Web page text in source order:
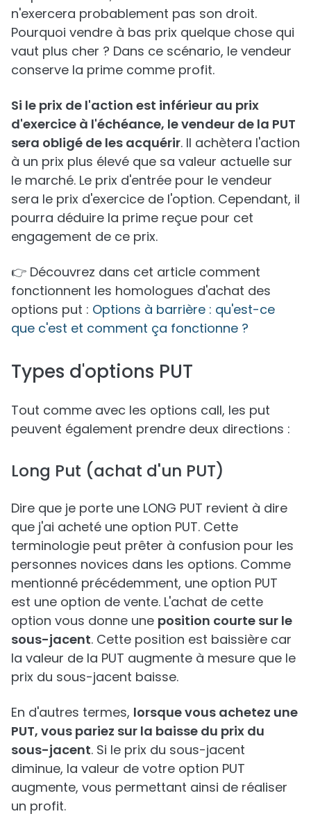
n'exercera probablement pas son droit.
Pourquoi vendre à bas prix quelque chose qui
vaut plus cher ? Dans ce scénario, le vendeur
conserve la prime comme profit.
Si le prix de l'action est inférieur au prix
d'exercice à l'échéance, le vendeur de la PUT
sera obligé de les acquérir. Il achètera l'action
à un prix plus élevé que sa valeur actuelle sur
le marché. Le prix d'entrée pour le vendeur
sera le prix d'exercice de l'option. Cependant, il
pourra déduire la prime reçue pour cet
engagement de ce prix.
👉 Découvrez dans cet article comment
fonctionnent les homologues d'achat des
options put : Options à barrière : qu'est-ce
que c'est et comment ça fonctionne ?
Types d'options PUT
Tout comme avec les options call, les put
peuvent également prendre deux directions :
Long Put (achat d'un PUT)
Dire que je porte une LONG PUT revient à dire
que j'ai acheté une option PUT. Cette
terminologie peut prêter à confusion pour les
personnes novices dans les options. Comme
mentionné précédemment, une option PUT
est une option de vente. L'achat de cette
option vous donne une position courte sur le
sous-jacent. Cette position est baissière car
la valeur de la PUT augmente à mesure que le
prix du sous-jacent baisse.
En d'autres termes, lorsque vous achetez une
PUT, vous pariez sur la baisse du prix du
sous-jacent. Si le prix du sous-jacent
diminue, la valeur de votre option PUT
augmente, vous permettant ainsi de réaliser
un profit.